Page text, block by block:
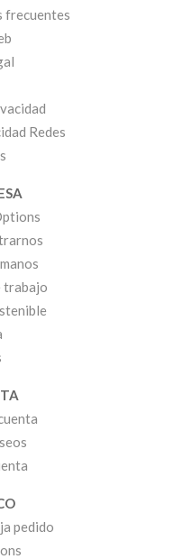
frecuentes
Redes
trabajo
pedido